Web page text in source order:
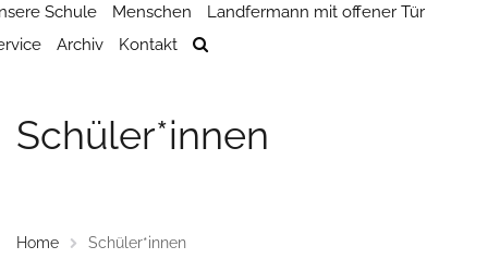
Schule Menschen
Landfermann mit offener Tür
Archiv Kontakt
Schüler*innen
Home Schüler*innen